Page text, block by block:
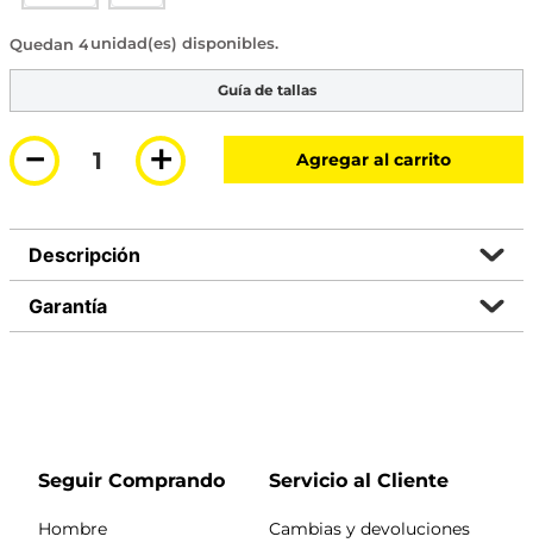
4 disponibles
Guía de tallas
＋
－ Agregar al carrito
Descripción
Garantía
Seguir Comprando
Hombre
Servicio al Cliente
Cambias y devoluciones